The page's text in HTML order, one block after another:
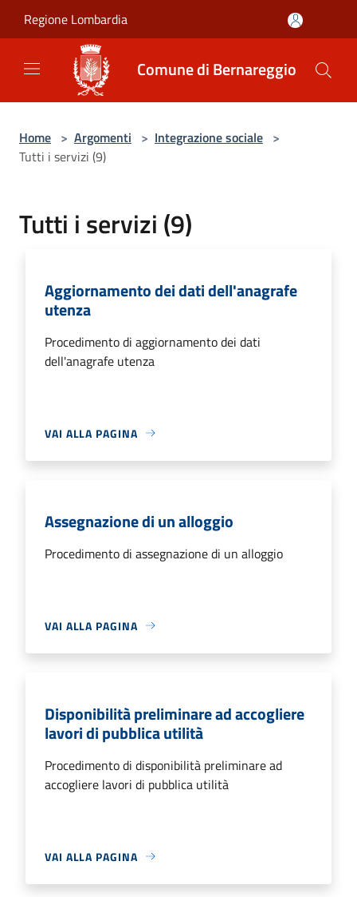
Regione Lombardia
Comune di Bernareggio
Home > Argomenti > Integrazione sociale >
Tutti i servizi (9)
Tutti i servizi (9)
Aggiornamento dei dati dell'anagrafe
utenza
Procedimento di aggiornamento dei dati
dell'anagrafe utenza
VAI ALLA PAGINA
Assegnazione di un alloggio
Procedimento di assegnazione di un alloggio
VAI ALLA PAGINA
Disponibilità preliminare ad accogliere
lavori di pubblica utilità
Procedimento di disponibilità preliminare ad
accogliere lavori di pubblica utilità
VAI ALLA PAGINA